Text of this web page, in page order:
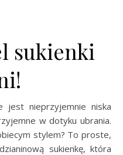
sukienki
jest nieprzyjemnie niska
w dotyku ubrania.
stylem? To proste,
sukienkę, która